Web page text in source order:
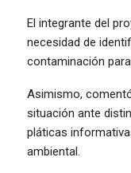
El integrante del
necesidad de
contaminación
Asimismo,
situación ante
pláticas
ambiental.